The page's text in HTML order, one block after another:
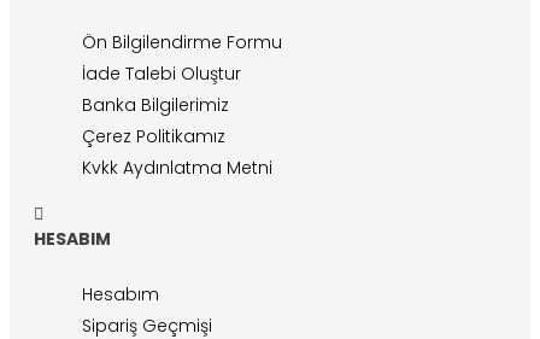
Ön Bilgilendirme Formu
İade Talebi Oluştur
Banka Bilgilerimiz
Çerez Politikamız
Kvkk Aydınlatma Metni
HESABIM
Hesabım
Sipariş Geçmişi